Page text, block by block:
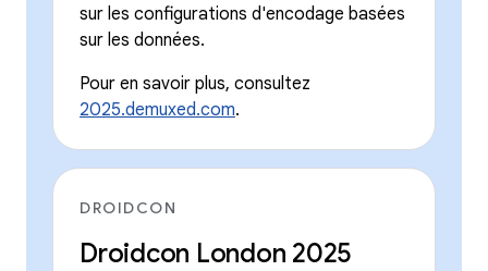
sur les configurations d'encodage basées
sur les données.
Pour en savoir plus, consultez
2025.demuxed.com.
DROIDCON
Droidcon London 2025